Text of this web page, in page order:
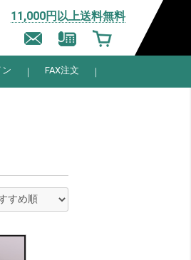
11,000円以上送料無料
ン FAX注文